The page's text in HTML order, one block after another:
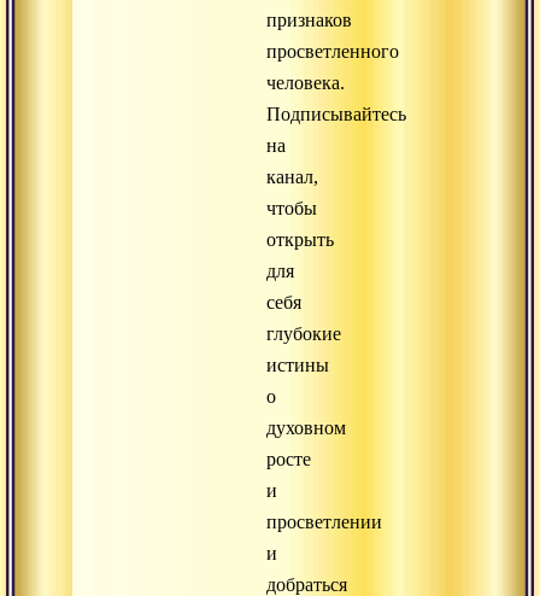
признаков
просветленного
человека.
Подписывайтесь
на
канал,
чтобы
открыть
для
себя
глубокие
истины
о
духовном
росте
и
просветлении
и
добраться